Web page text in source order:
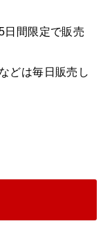
日間限定で販売
どは毎日販売し